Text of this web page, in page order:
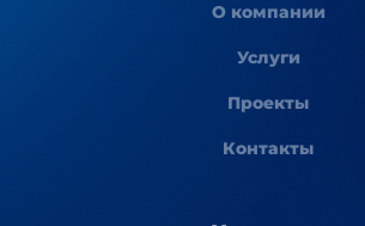
О компании
Услуги
Проекты
Контакты